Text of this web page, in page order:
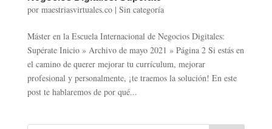
por maestriasvirtuales.co| Sin categoría
Máster en la Escuela Internacional de Negocios Digitales:
Supérate Inicio » Archivo de mayo 2021 » Página 2 Si estás en
el camino de querer mejorar tu currículum, mejorar
profesional y personalmente, ¡te traemos la solución! En este
post te hablaremos de por qué...